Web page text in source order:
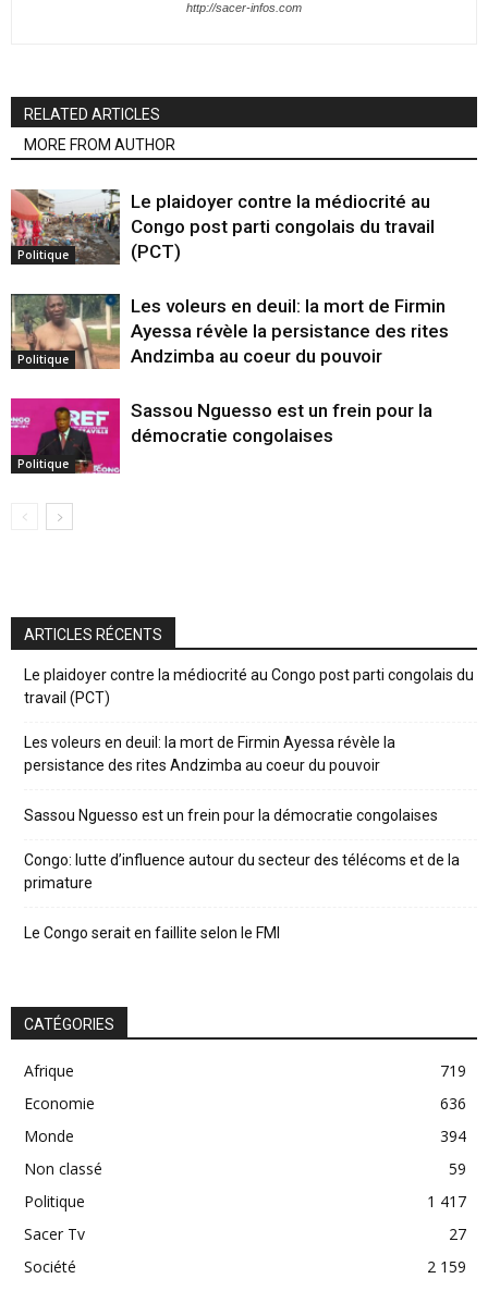
http://sacer-infos.com
RELATED ARTICLES
MORE FROM AUTHOR
Politique
Le plaidoyer contre la médiocrité au
Congo post parti congolais du travail
(PCT)
Politique
Les voleurs en deuil: la mort de Firmin
Ayessa révèle la persistance des rites
Andzimba au coeur du pouvoir
Politique
Sassou Nguesso est un frein pour la
démocratie congolaises
ARTICLES RÉCENTS
Le plaidoyer contre la médiocrité au Congo post parti congolais du
travail (PCT)
Les voleurs en deuil: la mort de Firmin Ayessa révèle la
persistance des rites Andzimba au coeur du pouvoir
Sassou Nguesso est un frein pour la démocratie congolaises
Congo: lutte d’influence autour du secteur des télécoms et de la
primature
Le Congo serait en faillite selon le FMI
CATÉGORIES
Afrique
719
Economie
636
Monde
394
Non classé
59
Politique
1 417
Sacer Tv
27
Société
2 159